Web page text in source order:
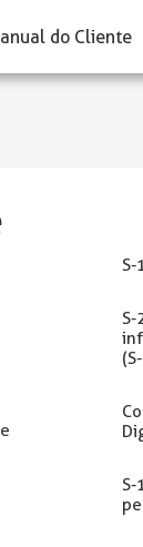
do Cliente
S-
S-
S-